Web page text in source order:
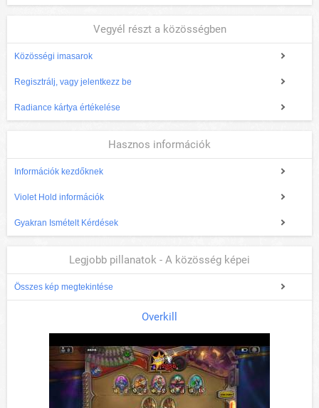
Vegyél részt a közösségben
Közösségi imasarok
Regisztrálj, vagy jelentkezz be
Radiance kártya értékelése
Hasznos információk
Információk kezdőknek
Violet Hold információk
Gyakran Ismételt Kérdések
Legjobb pillanatok - A közösség képei
Összes kép megtekintése
Overkill